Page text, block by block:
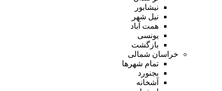
نیشابور
نیل شهر
همت آباد
یونسی
بازگشت
خراسان شمالی
تمام شهر‌ها
بجنورد
آشخانه